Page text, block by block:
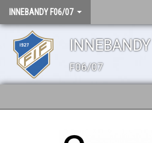
INNEBANDY F06/07
INNEBANDY
F06/07